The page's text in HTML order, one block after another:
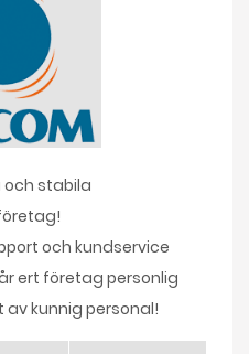
stabila
och kundservice
ert företag personlig
kunnig personal!